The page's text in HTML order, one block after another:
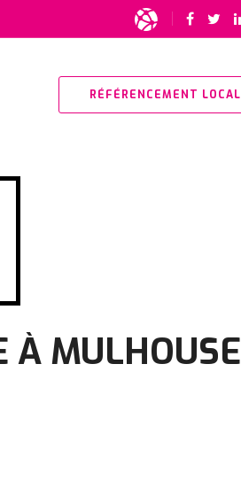
RÉFÉRENCEMENT LOCAL
À MULHOUSE